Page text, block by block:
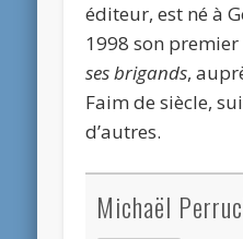
éditeur, est né à
1998 son
ses brigands,
Faim de siècle,
d’autres.
Michaël